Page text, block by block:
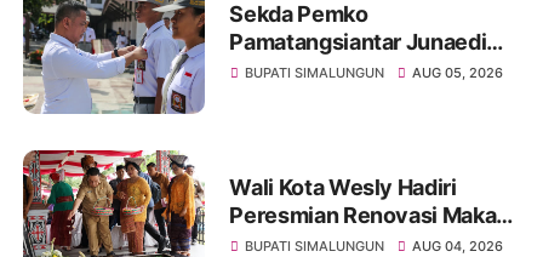
Sekda Pemko
Pamatangsiantar Junaedi
Pembina Upacara
BUPATI SIMALUNGUN AUG 05, 2026
Wali Kota Wesly Hadiri
Peresmian Renovasi Makam
dr. Djasamen Saragih, Ajak
BUPATI SIMALUNGUN AUG 04, 2026